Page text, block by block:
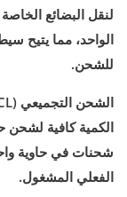
لنقل البضائع
الواحد، مما يتيح
للشحن.
الكمية كافية لشحن
شحنات في حاوية
الفعلي المشغول.